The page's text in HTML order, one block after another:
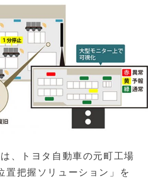
、トヨタ自動車の元町工場
把握ソリューション」を